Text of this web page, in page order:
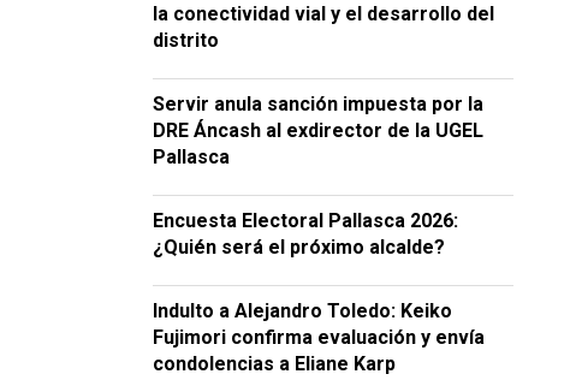
la conectividad vial y el desarrollo del
distrito
Servir anula sanción impuesta por la
DRE Áncash al exdirector de la UGEL
Pallasca
Encuesta Electoral Pallasca 2026:
¿Quién será el próximo alcalde?
Indulto a Alejandro Toledo: Keiko
Fujimori confirma evaluación y envía
condolencias a Eliane Karp